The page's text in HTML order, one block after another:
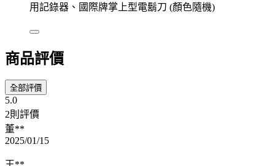
用記錄器、國際牌掌上型電鬍刀 (顏色隨機)
商品評價
全部評價
5.0
2則評價
董**
2025/01/15